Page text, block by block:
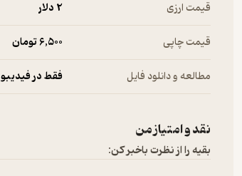
قیمت ارزی 2 دلار
قیمت چاپی 6,500 تومان
مطالعه و دانلود فایل فقط در فیدیبو
نقد و امتیاز من
بقیه را از نظرت باخبر کن: